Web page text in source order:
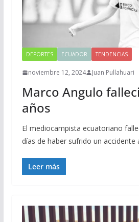
DEPORTES ECUADOR TENDENCIAS
noviembre 12, 2024 Juan Pullahuari
Marco Angulo
años
El mediocampista ecuatoriano
días de haber sufrido un
Leer más